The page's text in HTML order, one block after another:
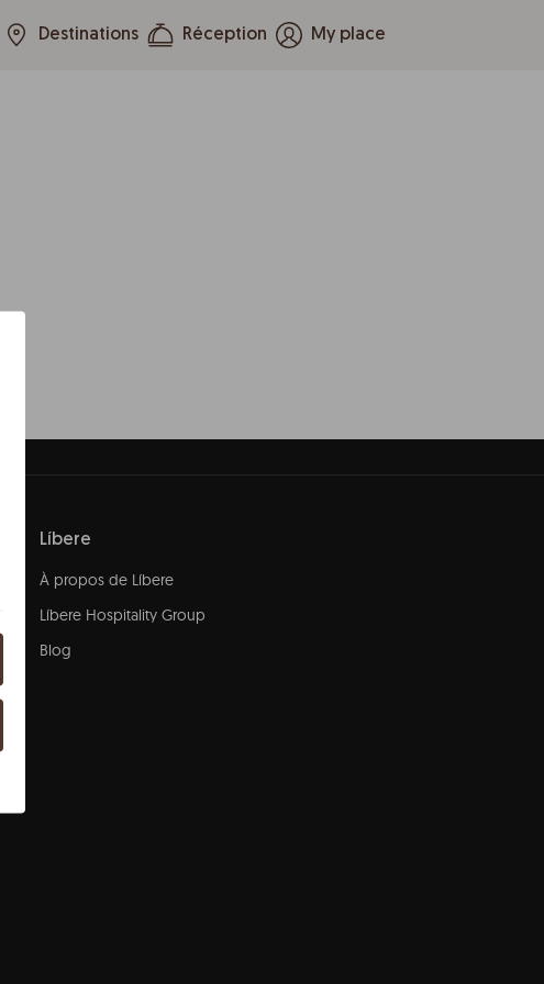
Destinations Réception My place
Líbere
À propos de Líbere
Líbere Hospitality Group
Blog